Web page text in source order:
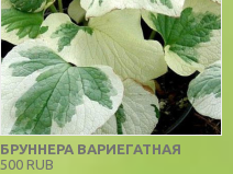
БРУННЕРА ВАРИЕГАТНАЯ
500 RUB